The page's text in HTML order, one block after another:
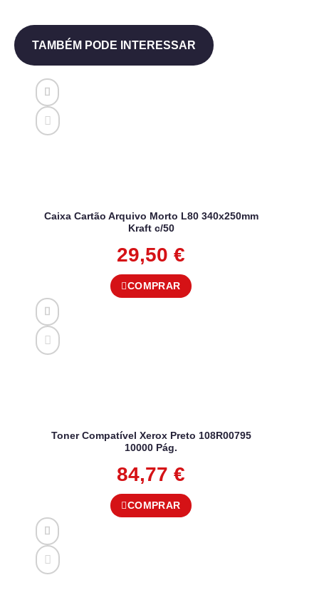
TAMBÉM PODE INTERESSAR
Caixa Cartão Arquivo Morto L80 340x250mm
Kraft c/50
29,50 €
COMPRAR
Toner Compatível Xerox Preto 108R00795
10000 Pág.
84,77 €
COMPRAR